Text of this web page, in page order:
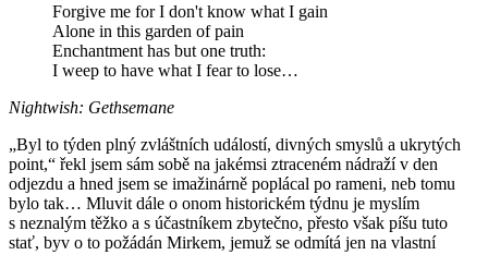
Forgive me for I don't know what I gain
Alone in this garden of pain
Enchantment has but one truth:
I weep to have what I fear to lose…
Nightwish: Gethsemane
„Byl to týden plný zvláštních událostí, divných smyslů a ukrytých
point,“ řekl jsem sám sobě na jakémsi ztraceném nádraží v den
odjezdu a hned jsem se imažinárně poplácal po rameni, neb tomu
bylo tak… Mluvit dále o onom historickém týdnu je myslím
s neznalým těžko a s účastníkem zbytečno, přesto však píšu tuto
stať, byv o to požádán Mirkem, jemuž se odmítá jen na vlastní